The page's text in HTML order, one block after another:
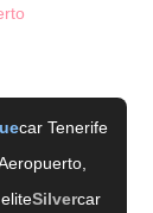
car Tenerife
Silvercar